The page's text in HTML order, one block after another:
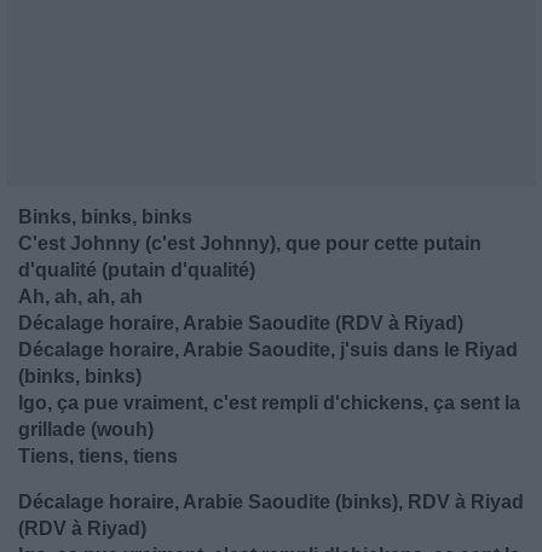
Binks, binks, binks
C'est Johnny (c'est Johnny), que pour cette putain
d'qualité (putain d'qualité)
Ah, ah, ah, ah
Décalage horaire, Arabie Saoudite (RDV à Riyad)
Décalage horaire, Arabie Saoudite, j'suis dans le Riyad
(binks, binks)
Igo, ça pue vraiment, c'est rempli d'chickens, ça sent la
grillade (wouh)
Tiens, tiens, tiens
Décalage horaire, Arabie Saoudite (binks), RDV à Riyad
(RDV à Riyad)